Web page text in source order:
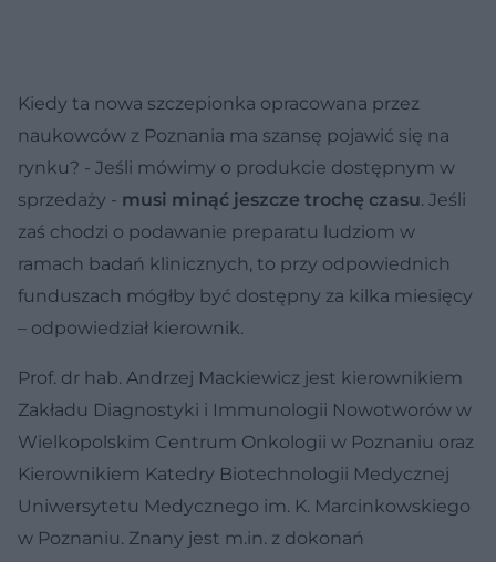
Kiedy ta nowa szczepionka opracowana przez
naukowców z Poznania ma szansę pojawić się na
rynku? - Jeśli mówimy o produkcie dostępnym w
sprzedaży - musi minąć jeszcze trochę czasu. Jeśli
zaś chodzi o podawanie preparatu ludziom w
ramach badań klinicznych, to przy odpowiednich
funduszach mógłby być dostępny za kilka miesięcy
– odpowiedział kierownik.
Prof. dr hab. Andrzej Mackiewicz jest kierownikiem
Zakładu Diagnostyki i Immunologii Nowotworów w
Wielkopolskim Centrum Onkologii w Poznaniu oraz
Kierownikiem Katedry Biotechnologii Medycznej
Uniwersytetu Medycznego im. K. Marcinkowskiego
w Poznaniu. Znany jest m.in. z dokonań